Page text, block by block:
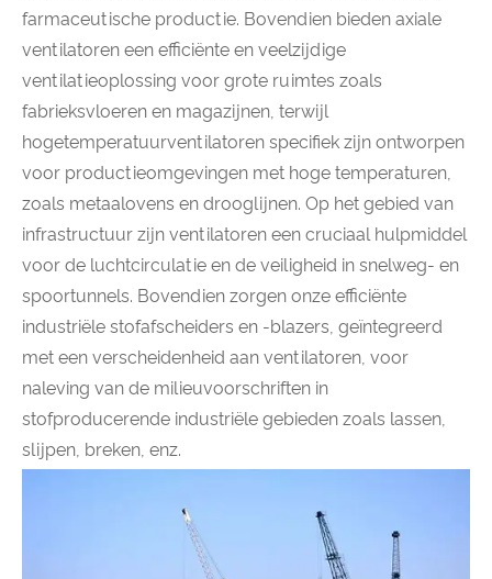
farmaceutische productie. Bovendien bieden axiale
ventilatoren een efficiënte en veelzijdige
ventilatieoplossing voor grote ruimtes zoals
fabrieksvloeren en magazijnen, terwijl
hogetemperatuurventilatoren specifiek zijn ontworpen
voor productieomgevingen met hoge temperaturen,
zoals metaalovens en drooglijnen. Op het gebied van
infrastructuur zijn ventilatoren een cruciaal hulpmiddel
voor de luchtcirculatie en de veiligheid in snelweg- en
spoortunnels. Bovendien zorgen onze efficiënte
industriële stofafscheiders en -blazers, geïntegreerd
met een verscheidenheid aan ventilatoren, voor
naleving van de milieuvoorschriften in
stofproducerende industriële gebieden zoals lassen,
slijpen, breken, enz.